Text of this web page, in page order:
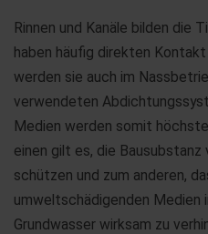
Rinnen und Kanäle bilden die
haben häufig direkten
werden sie auch im
verwendeten
Medien werden somit
einen gilt es, die Bausubstanz
schützen und zum anderen,
umweltschädigenden Medien
Grundwasser wirksam zu